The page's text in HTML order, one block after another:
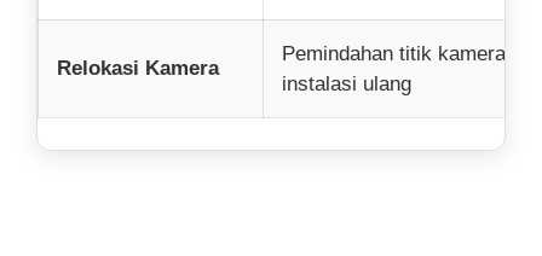
Relokasi Kamera
Pemindahan titik kamera &
instalasi ulang